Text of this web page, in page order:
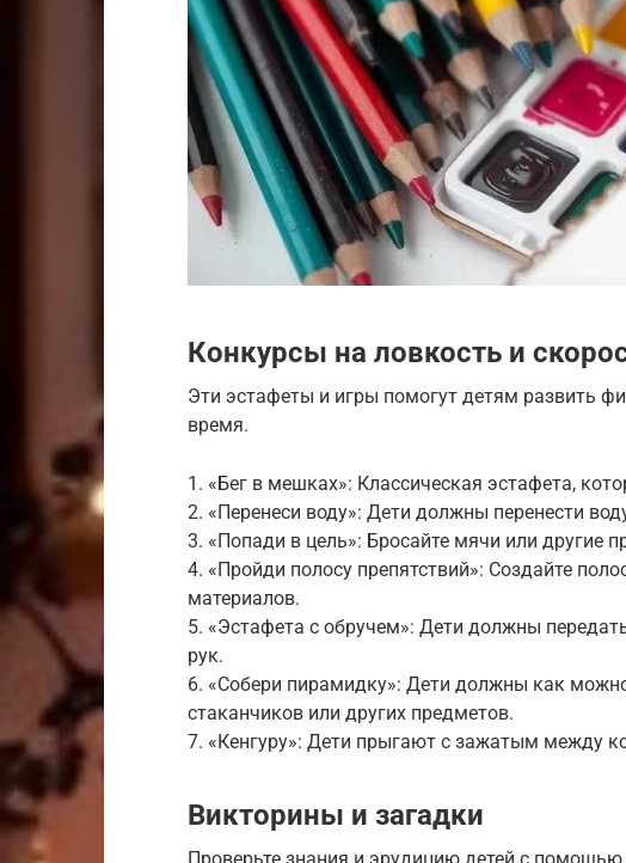
Конкурсы на ловкость и
Эти эстафеты и игры помогут детям развить
время.
1. «Бег в мешках»: Классическая эстафета,
2. «Перенеси воду»: Дети должны перенести
3. «Попади в цель»: Бросайте мячи или другие
4. «Пройди полосу препятствий»: Создайте
материалов.
5. «Эстафета с обручем»: Дети должны
рук.
6. «Собери пирамидку»: Дети должны как
стаканчиков или других предметов.
7. «Кенгуру»: Дети прыгают с зажатым между
Викторины и загадки